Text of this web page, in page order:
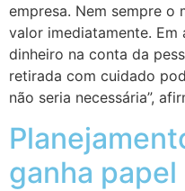
empresa. Nem sempre o
valor imediatamente. Em
dinheiro na conta da
retirada com cuidado
não seria necessária”,
ganha